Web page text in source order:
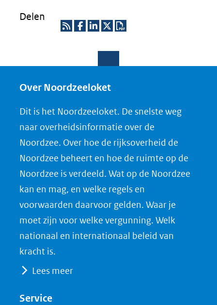
Delen
e
o
p
F
a
c
e
b
o
o
e
o
p
L
i
n
k
e
d
I
e
o
p
X
(opent
in
nieuw
venster)
(verwijst
naar
o
a
d
P
D
F
Over Noordzeeloket
Dit is het Noordzeeloket. De snelste weg
naar overheidsinformatie over de
Noordzee. Over hoe de rijksoverheid de
Noordzee beheert en hoe de ruimte op de
Noordzee is verdeeld. Wat op de Noordzee
kan en mag, en welke regels en
voorwaarden daarvoor gelden. Waar je
moet zijn voor welke vergunning. Welk
nationaal en internationaal beleid van
kracht is.
Lees meer
Service